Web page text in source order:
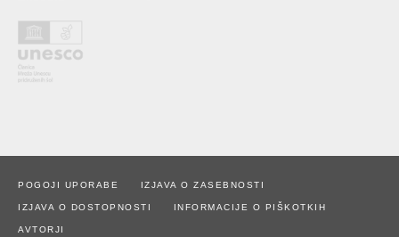
POGOJI UPORABE IZJAVA O ZASEBNOSTI
IZJAVA O DOSTOPNOSTI INFORMACIJE O PIŠKOTKIH
AVTORJI